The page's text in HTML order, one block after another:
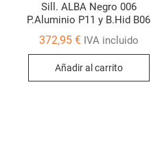
Sill. ALBA Negro 006
P.Aluminio P11 y B.Hid B06
372,95 € IVA incluido
Añadir al carrito